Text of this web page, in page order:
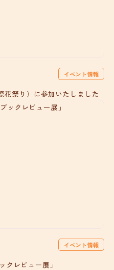
イベント情報
花祭り）に参加いたしました
イベント情報
クレビュー展」